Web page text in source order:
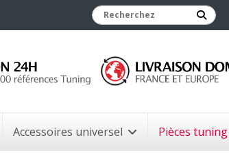
Accessoires universel Pièces tuning